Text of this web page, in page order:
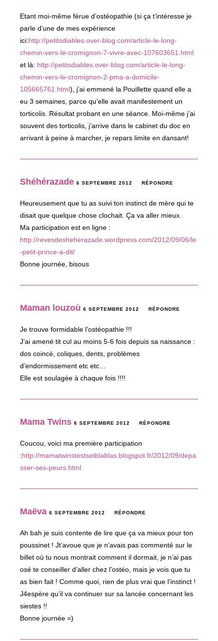
Etant moi-même férue d’ostéopathie (si ça t’intéresse je
parle d’une de mes expérience
ici:http://petitsdiables.over-blog.com/article-le-long-
chemin-vers-le-cromignon-7-vivre-avec-107603651.html
et là: http://petitsdiables.over-blog.com/article-le-long-
chemin-vers-le-cromignon-2-pma-a-domicile-
105665761.html), j’ai emmené la Pouillette quand elle a
eu 3 semaines, parce qu’elle avait manifestement un
torticolis. Résultat probant en une séance. Moi-même j’ai
souvent des torticolis, j’arrive dans le cabinet du doc en
arrivant à peine à marcher, je repars limite en dansant!
Shéhérazade 6 SEPTEMBRE 2012 RÉPONDRE
Heureusement que tu as suivi ton instinct de mère qui te
disait que quelque chose clochait. Ça va aller mieux.
Ma participation est en ligne :
http://revesdesheherazade.wordpress.com/2012/09/06/le
-petit-prince-a-dit/
Bonne journée, bisous
Maman louzoù 6 SEPTEMBRE 2012 RÉPONDRE
Je trouve formidable l’ostéopathie !!!
J’ai amené tit cul au moins 5-6 fois depuis sa naissance :
dos coincé, coliques, dents, problèmes
d’endormissement etc etc…
Elle est soulagée à chaque fois !!!!
Mama Twins 6 SEPTEMBRE 2012 RÉPONDRE
Coucou, voici ma première participation
:http://mamatwinstestsetblablas.blogspot.fr/2012/09/depa
sser-ses-peurs.html
Maëva 6 SEPTEMBRE 2012 RÉPONDRE
Ah bah je suis contente de lire que ça va mieux pour ton
poussinet ! Jt’avoue que je n’avais pas commenté sur le
billet où tu nous montrait comment il dormait, je n’ai pas
osé te conseiller d’aller chez l’ostéo, mais je vois que tu
as bien fait ! Comme quoi, rien de plus vrai que l’instinct !
J4espère qu’il va continuer sur sa lancée concernant les
siestes !!
Bonne journée =)